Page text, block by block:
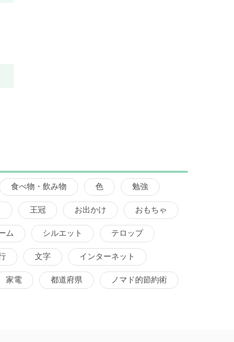
食べ物・飲み物 色 勉強
王冠 お出かけ おもちゃ
ム シルエット テロップ
文字 インターネット
家電 都道府県 ノマド的節約術